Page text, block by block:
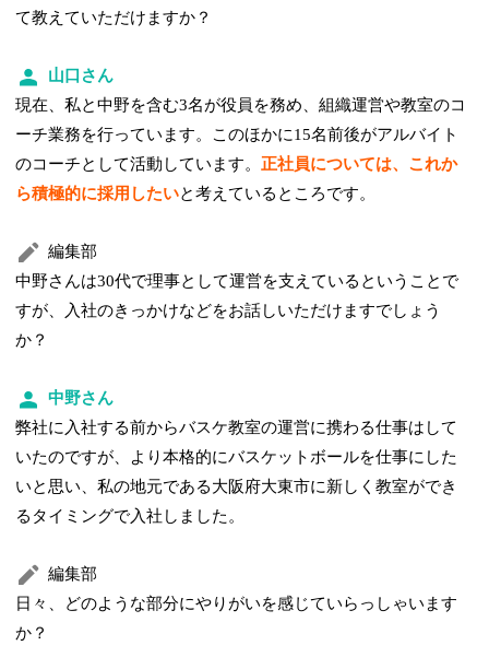
て教えていただけますか？
山口さん
現在、私と中野を含む3名が役員を務め、組織運営や教室のコ
ーチ業務を行っています。このほかに15名前後がアルバイト
のコーチとして活動しています。正社員については、これか
ら積極的に採用したいと考えているところです。
編集部
中野さんは30代で理事として運営を支えているということで
すが、入社のきっかけなどをお話しいただけますでしょう
か？
中野さん
弊社に入社する前からバスケ教室の運営に携わる仕事はして
いたのですが、より本格的にバスケットボールを仕事にした
いと思い、私の地元である大阪府大東市に新しく教室ができ
るタイミングで入社しました。
編集部
日々、どのような部分にやりがいを感じていらっしゃいます
か？